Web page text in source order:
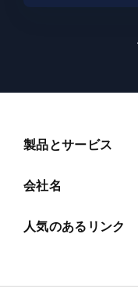
製品とサービス
会社名
人気のあるリンク